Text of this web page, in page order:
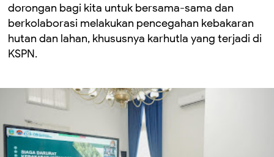
dorongan bagi kita untuk bersama-sama dan
berkolaborasi melakukan pencegahan kebakaran
hutan dan lahan, khususnya karhutla yang terjadi di
KSPN.